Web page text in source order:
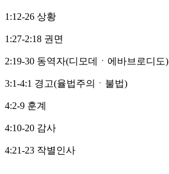
1:12-26 상황
1:27-2:18 권면
2:19-30 동역자(디모데ㆍ에바브로디도)
3:1-4:1 경고(율법주의ㆍ불법)
4:2-9 훈계
4:10-20 감사
4:21-23 작별인사